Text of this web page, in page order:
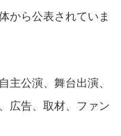
から公表されていま
主公演、舞台出演、
広告、取材、ファン